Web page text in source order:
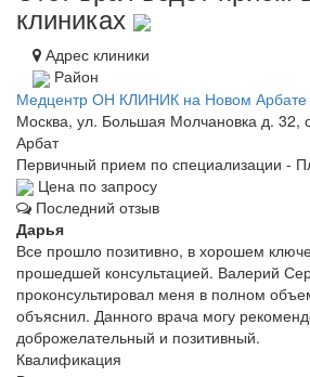
клиниках
Адрес клиники
Район
Медцентр ОН КЛИНИК на Новом Арбате
Москва, ул. Большая Молчановка д. 32,
Арбат
Первичный прием по специализации -
Цена по запросу
Последний отзыв
Дарья
Все прошло позитивно, в хорошем
прошедшей консультацией. Валерий
проконсультировал меня в полном
объяснил. Данного врача могу
доброжелательный и позитивный.
Квалификация